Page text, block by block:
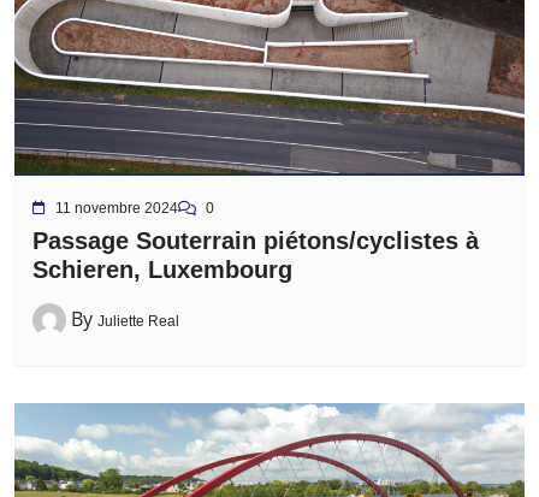
11 novembre 2024 0
Passage Souterrain piétons/cyclistes à
Schieren, Luxembourg
By Juliette Real